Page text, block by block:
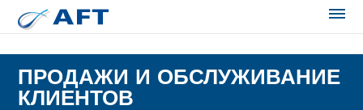
ПРОДАЖИ И ОБСЛУЖИВАНИЕ
КЛИЕНТОВ